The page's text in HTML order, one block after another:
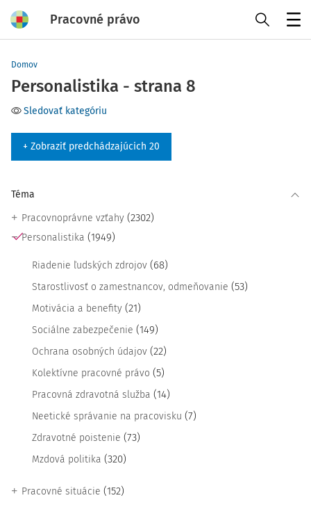
Pracovné právo
Domov
Personalistika - strana 8
Sledovať kategóriu
+ Zobraziť predchádzajúcich 20
Téma
Pracovnoprávne vzťahy (2302)
Personalistika (1949)
Riadenie ľudských zdrojov (68)
Starostlivosť o zamestnancov, odmeňovanie (53)
Motivácia a benefity (21)
Sociálne zabezpečenie (149)
Ochrana osobných údajov (22)
Kolektívne pracovné právo (5)
Pracovná zdravotná služba (14)
Neetické správanie na pracovisku (7)
Zdravotné poistenie (73)
Mzdová politika (320)
Pracovné situácie (152)